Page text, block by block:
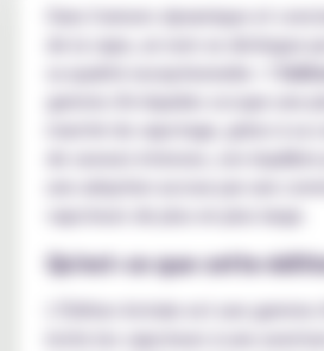
Dans l'univers dynamique et
de la vape, un nom se distingue
sa qualité exceptionnelle : l'
gamme d'e-liquides occupe une
marché du vapotage, grâce à sa
de saveurs intenses, son
vapoteurs de plus en plus large.
Qu'est-ce que cette
L'Édition Astrale est une gamme
invite les vapoteurs à une